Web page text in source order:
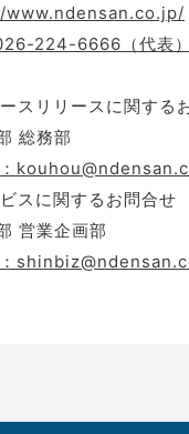
224-6666（代表）
スリリースに関する
総務部
スに関するお問合せ
営業企画部